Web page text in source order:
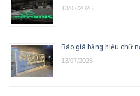
13/07/2026
Báo giá bảng hiệu chữ
13/07/2026